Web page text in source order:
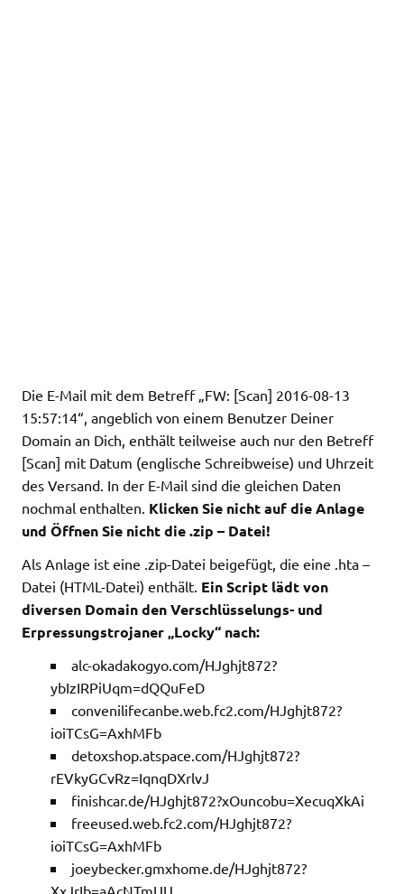
Die E-Mail mit dem Betreff „FW: [Scan] 2016-08-13
15:57:14“, angeblich von einem Benutzer Deiner
Domain an Dich, enthält teilweise auch nur den Betreff
[Scan] mit Datum (englische Schreibweise) und Uhrzeit
des Versand. In der E-Mail sind die gleichen Daten
nochmal enthalten. Klicken Sie nicht auf die Anlage
und Öffnen Sie nicht die .zip – Datei!
Als Anlage ist eine .zip-Datei beigefügt, die eine .hta –
Datei (HTML-Datei) enthält. Ein Script lädt von
diversen Domain den Verschlüsselungs- und
Erpressungstrojaner „Locky“ nach:
alc-okadakogyo.com/HJghjt872?
ybIzIRPiUqm=dQQuFeD
convenilifecanbe.web.fc2.com/HJghjt872?
ioiTCsG=AxhMFb
detoxshop.atspace.com/HJghjt872?
rEVkyGCvRz=IqnqDXrlvJ
finishcar.de/HJghjt872?xOuncobu=XecuqXkAi
freeused.web.fc2.com/HJghjt872?
ioiTCsG=AxhMFb
joeybecker.gmxhome.de/HJghjt872?